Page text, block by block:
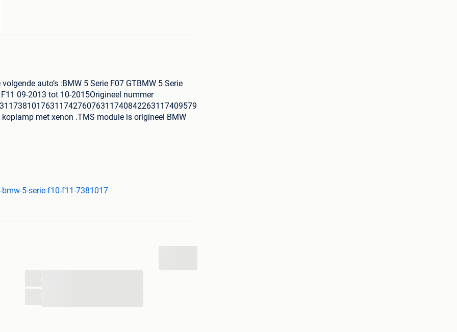
auto’s :BMW 5 Serie F07 GTBMW 5 Serie
09-2013 tot 10-2015Origineel nummer
met xenon .TMS module is origineel BMW
wordt.
en Breda (NL)
5-serie-f10-f11-7381017